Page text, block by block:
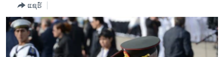
ໂລກ
ເອເຊຍ
ອິດສະຫຼະພາບດ້ານການຂ່າວ
ແຊຣ໌